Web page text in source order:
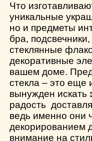
Что
уникальные
но и предметы
бра,
стеклянные
декоративные
вашем доме.
стекла – это еще
вынужден искать
радость
ведь именно они
декорированием
внимание на